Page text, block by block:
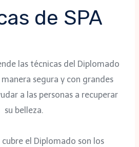
de SPA
las técnicas del Diplomado
segura y con grandes
a las personas a recuperar
su belleza.
cubre el Diplomado son los